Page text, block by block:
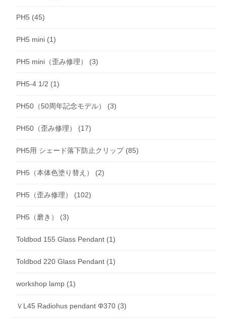
PH5 (45)
PH5 mini (1)
PH5 mini（歪み修理） (3)
PH5-4 1/2 (1)
PH50（50周年記念モデル） (3)
PH50（歪み修理） (17)
PH5用 シェード落下防止クリップ(85)
PH5（本体色塗り替え） (2)
PH5（歪み修理） (102)
PH5（磨き） (3)
Toldbod 155 Glass Pendant (1)
Toldbod 220 Glass Pendant (1)
workshop lamp (1)
ＶL45 Radiohus pendant Φ370 (3)